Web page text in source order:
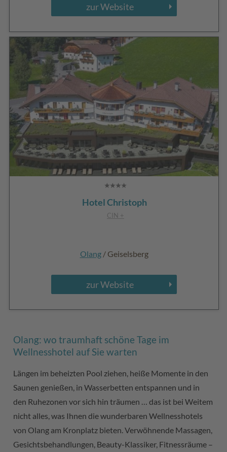
zur Website
Hotel Christoph
CIN +
Olang/ Geiselsberg
zur Website
Olang: wo traumhaft schöne Tage im
Wellnesshotel auf Sie warten
Längen im beheizten Pool ziehen, heiße Momente in den
Saunen genießen, in Wasserbetten entspannen und in
den Ruhezonen vor sich hin träumen … das ist bei Weitem
nicht alles, was Ihnen die wunderbaren Wellnesshotels
von Olang am Kronplatz bieten. Verwöhnende Massagen,
Gesichtsbehandlungen, Beauty-Klassiker, Fitnessräume –